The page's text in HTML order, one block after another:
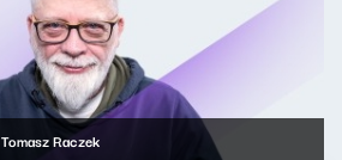
Tomasz Raczek